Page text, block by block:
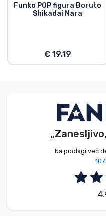
Funko POP figura Boruto
Shikadai Nara
€ 19.19
Na podlagi več